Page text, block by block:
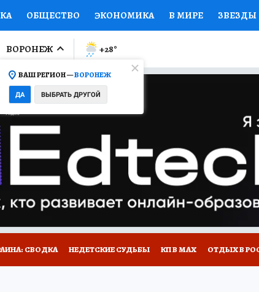
ОБЩЕСТВО ЭКОНОМИКА В МИРЕ ЗВЕЗДЫ
ПРОИСШЕСТВИЯ НАЦИОНАЛЬНЫЕ
ОТКРЫВАЕМ МИР Я ЗНАЮ СЕМЬЯ ЖЕНСКИЕ
СЕРИАЛЫ
КОЛЛЕКЦИИ КОНКУРСЫ
ВОРОНЕЖ
ВАШ РЕГИОН —ВОРОНЕЖ
ДА ВЫБРАТЬ ДРУГОЙ
+28°
СВОДКА НЕДЕТСКИЕ СУДЬБЫ КП В МАХ ОТДЫХ В